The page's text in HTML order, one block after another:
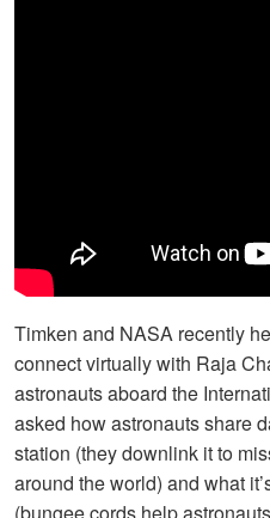
Timken and NASA recently
connect virtually with Raja
astronauts aboard the
asked how astronauts share
station (they downlink it to
around the world) and what